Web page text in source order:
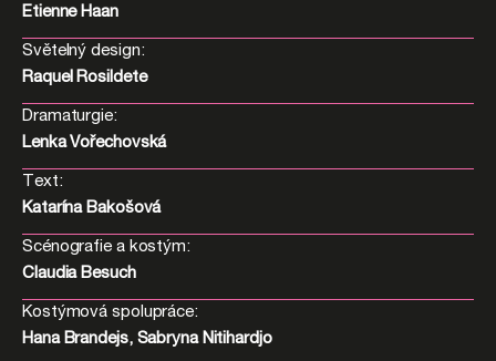
Etienne Haan
Světelný design:
Raquel Rosildete
Dramaturgie:
Lenka Vořechovská
Text:
Katarína Bakošová
Scénografie a kostým:
Claudia Besuch
Kostýmová spolupráce:
Hana Brandejs, Sabryna Nitihardjo